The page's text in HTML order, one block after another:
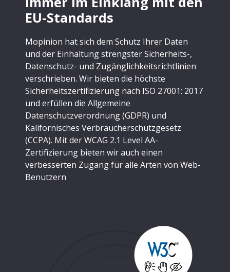
EU-Standards
Mopinion hat sich dem Schutz Ihrer Daten
und der Einhaltung strengster Sicherheits-,
Datenschutz- und Zugänglichkeitsrichtlinien
verschrieben. Wir bieten die höchste
Sicherheitszertifizierung nach ISO 27001: 2017
und erfüllen die Allgemeine
Datenschutzverordnung (GDPR) und
Kalifornisches Verbraucherschutzgesetz
(CCPA). Mit der WCAG 2.1 Level AA-
Zertifizierung bieten wir auch einen
verbesserten Zugang für alle Arten von Web-
Benutzern